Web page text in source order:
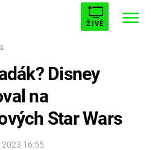
ŽIVĚ
AVENGERS 5
16:55
Disney
na
Star Wars